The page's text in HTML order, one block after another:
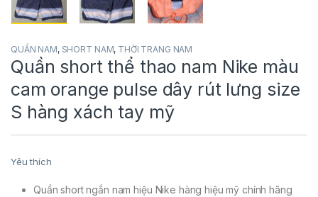
QUẦN NAM, SHORT NAM, THỜI TRANG NAM
Quần short thể thao nam Nike màu
cam orange pulse dây rút lưng size
S hàng xách tay mỹ
Yêu thích
Quần short ngắn nam hiệu Nike hàng hiệu mỹ chính hãng